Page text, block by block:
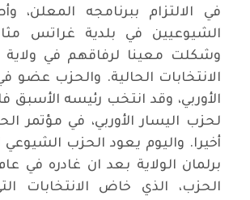
في الالتزام ببرنامجه المعلن،
الشيوعيين في بلدية غراتس
وشكلت معينا لرفاقهم في ولاية
الانتخابات الحالية. والحزب عضو
الأوربي، وقد انتخب رئيسه الأسبق
لحزب اليسار الأوربي، في مؤتمر
أخيرا. واليوم يعود الحزب الشيوعي
الحزب، الذي خاض الانتخابات